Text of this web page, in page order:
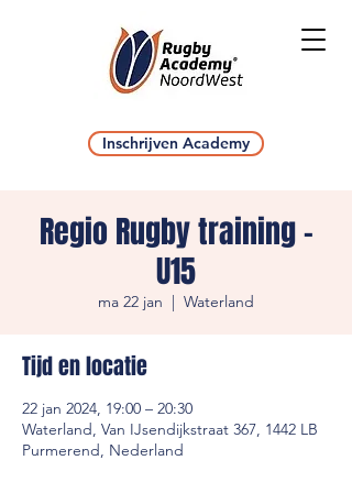
Inschrijven Academy
Regio Rugby training -
U15
ma 22 jan
  |
Waterland
Tijd en locatie
22 jan 2024, 19:00 – 20:30
Waterland, Van IJsendijkstraat 367, 1442 LB
Purmerend, Nederland